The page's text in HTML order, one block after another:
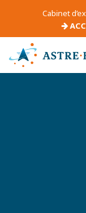
Cabinet